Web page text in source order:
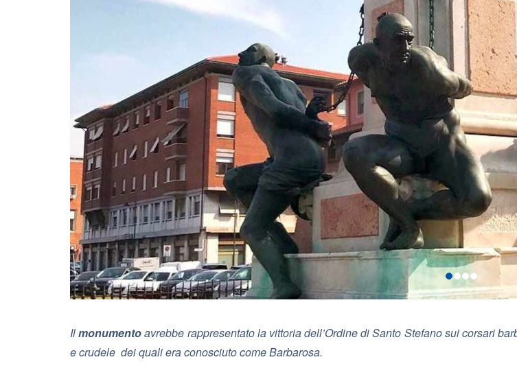
Ilmonumentoavrebbe rappresentato la vittoria dell’Ordine di Santo Stefano sui corsari
e crudele dei quali era conosciuto come Barbarosa.